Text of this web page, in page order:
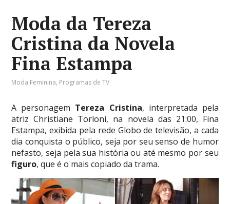
Moda da Tereza
Cristina da Novela
Fina Estampa
Moda Feminina, Programas de TV
A personagem Tereza Cristina, interpretada pela
atriz Christiane Torloni, na novela das 21:00, Fina
Estampa, exibida pela rede Globo de televisão, a cada
dia conquista o público, seja por seu senso de humor
nefasto, seja pela sua história ou até mesmo por seu
figuro, que é o mais copiado da trama.